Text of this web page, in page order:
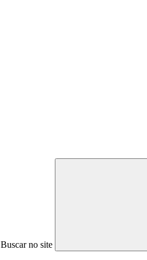
Buscar no site